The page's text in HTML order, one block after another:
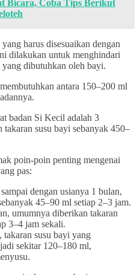
Bicara, Coba Tips Berikut
harus disesuaikan dengan
dilakukan untuk menghindari
dibutuhkan oleh bayi.
antara 150–200 ml
badan Si Kecil adalah 3
susu bayi sebanyak 450–
poin-poin penting mengenai
pas:
dengan usianya 1 bulan,
45–90 ml setiap 2–3 jam.
umumnya diberikan takaran
3–4 jam sekali.
susu bayi yang
sekitar 120–180 ml,